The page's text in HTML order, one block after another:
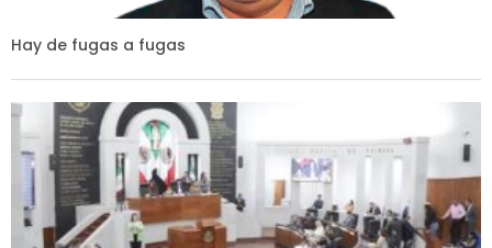
Hay de fugas a fugas